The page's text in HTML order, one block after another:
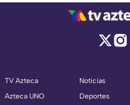
TV Azteca
Azteca UNO
Noticias
Deportes